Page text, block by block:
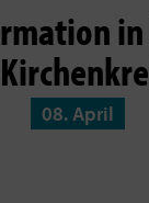
08. April